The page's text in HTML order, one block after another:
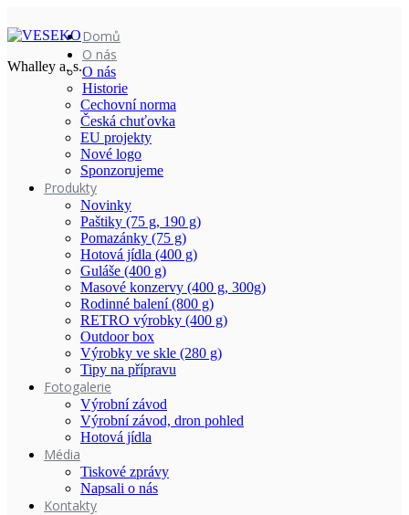
Whalley a. s.
Domů
O nás
O nás
Historie
Cechovní norma
Česká chuťovka
EU projekty
Nové logo
Sponzorujeme
Produkty
Novinky
Paštiky (75 g, 190 g)
Pomazánky (75 g)
Hotová jídla (400 g)
Guláše (400 g)
Masové konzervy (400 g, 300g)
Rodinné balení (800 g)
RETRO výrobky (400 g)
Outdoor box
Výrobky ve skle (280 g)
Tipy na přípravu
Fotogalerie
Výrobní závod
Výrobní závod, dron pohled
Hotová jídla
Média
Tiskové zprávy
Napsali o nás
Kontakty